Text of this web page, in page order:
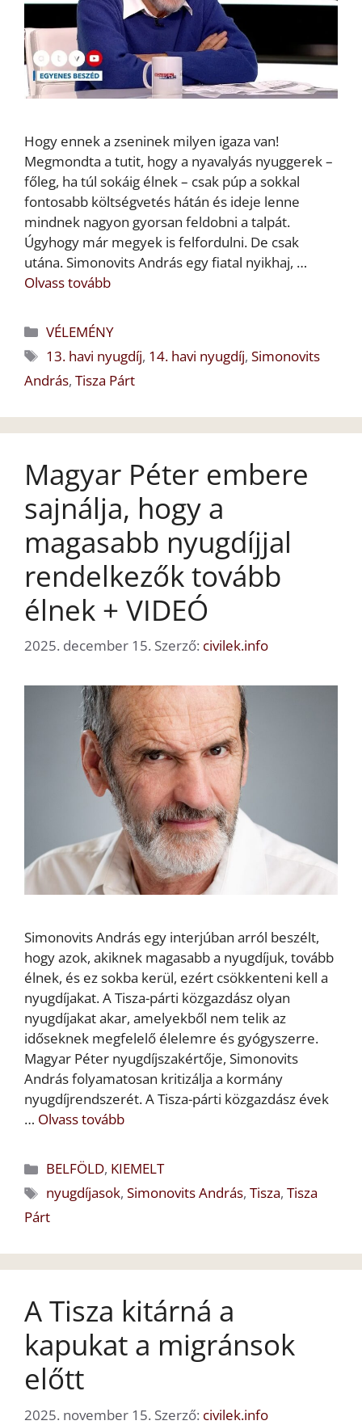
Hogy ennek a zseninek milyen igaza van!
Megmondta a tutit, hogy a nyavalyás nyuggerek –
főleg, ha túl sokáig élnek – csak púp a sokkal
fontosabb költségvetés hátán és ideje lenne
mindnek nagyon gyorsan feldobni a talpát.
Úgyhogy már megyek is felfordulni. De csak
utána. Simonovits András egy fiatal nyikhaj, …
Olvass tovább
Kategória
VÉLEMÉNY
Címkék
13. havi nyugdíj, 14. havi nyugdíj,Simonovits
András, Tisza Párt
Magyar Péter embere
sajnálja, hogy a
magasabb nyugdíjjal
rendelkezők tovább
élnek + VIDEÓ
2025. december 15. Szerző: civilek.info
Simonovits András egy interjúban arról beszélt,
hogy azok, akiknek magasabb a nyugdíjuk, tovább
élnek, és ez sokba kerül, ezért csökkenteni kell a
nyugdíjakat. A Tisza-párti közgazdász olyan
nyugdíjakat akar, amelyekből nem telik az
időseknek megfelelő élelemre és gyógyszerre.
Magyar Péter nyugdíjszakértője, Simonovits
András folyamatosan kritizálja a kormány
nyugdíjrendszerét. A Tisza-párti közgazdász évek
… Olvass tovább
Kategória
BELFÖLD, KIEMELT
Címkék
nyugdíjasok,Simonovits András,Tisza,Tisza
Párt
A Tisza kitárná a
kapukat a migránsok
előtt
2025. november 15. Szerző: civilek.info